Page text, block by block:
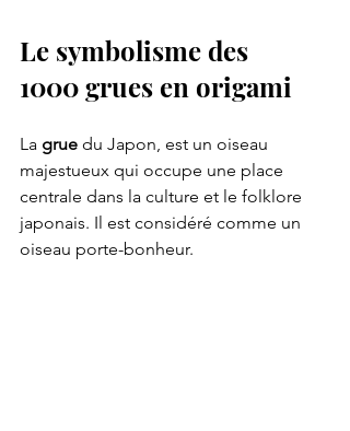
Le symbolisme des
1000 grues en origami
La grue du Japon, est un oiseau
majestueux qui occupe une place
centrale dans la culture et le folklore
japonais. Il est considéré comme un
oiseau porte-bonheur.